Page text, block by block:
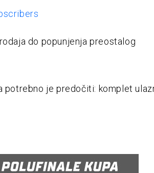
do popunjenja preostalog
potrebno je predočiti: komplet